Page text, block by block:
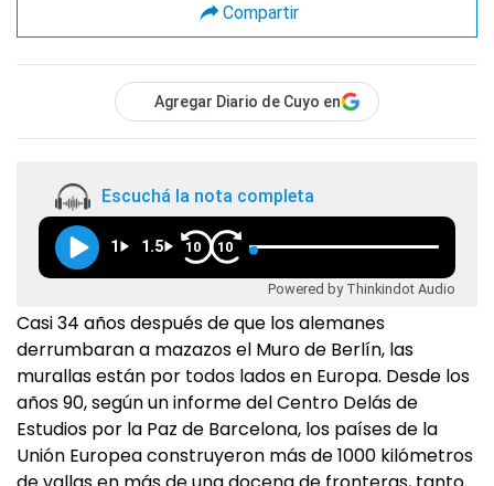
Compartir
Agregar Diario de Cuyo en
Escuchá la nota completa
1 1.5 10 10
Powered by Thinkindot Audio
Casi 34 años después de que los alemanes
derrumbaran a mazazos el Muro de Berlín, las
murallas están por todos lados en Europa. Desde los
años 90, según un informe del Centro Delás de
Estudios por la Paz de Barcelona, los países de la
Unión Europea construyeron más de 1000 kilómetros